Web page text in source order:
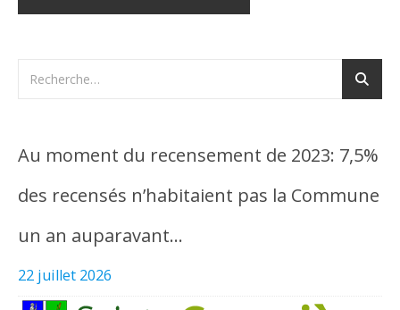
Au moment du recensement de 2023: 7,5%
des recensés n’habitaient pas la Commune
un an auparavant…
22 juillet 2026